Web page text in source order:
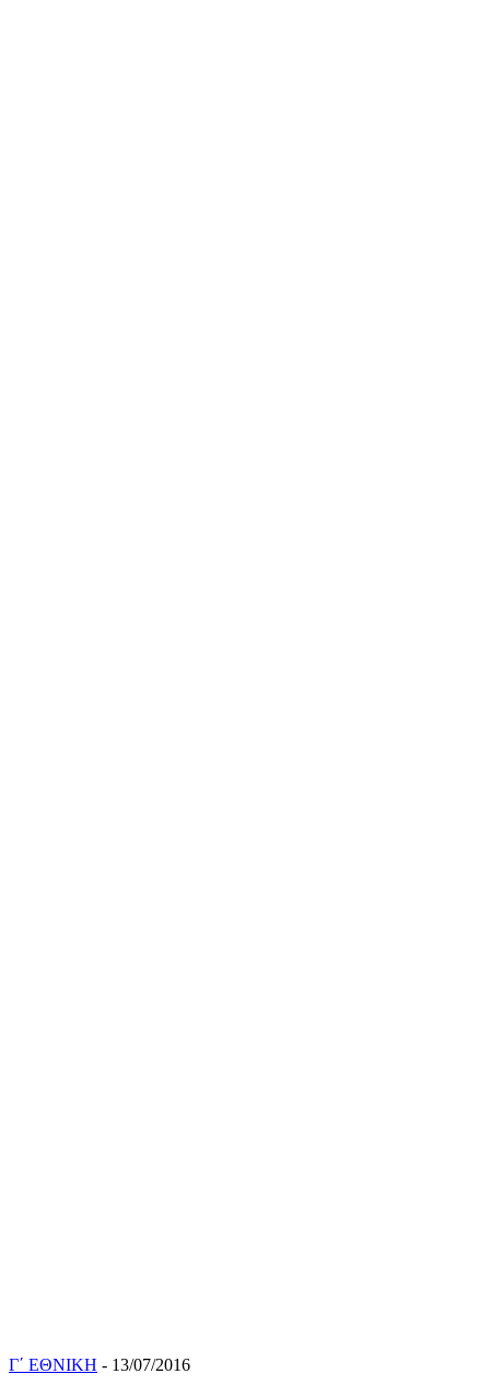
Γ΄ ΕΘΝΙΚΗ - 13/07/2016